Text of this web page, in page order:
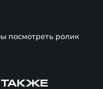
посмотреть ролик
ТАКЖЕ